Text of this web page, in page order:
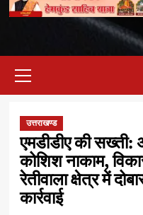
Menu
उत्तराखण्ड
एमडीडीए की सख्ती:
कोशिश नाकाम,
रेतीवाला क्षेत्र में
कार्रवाई